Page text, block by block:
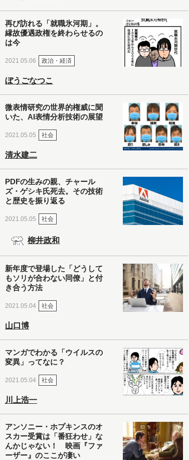
再び訪れる「就職氷河期」。
縁故優遇政権を終わらせるの
は今
2021.05.06 政治・経済
ぼうごなつこ
微表情研究の世界的権威に聞
いた、AI表情分析技術の展望
2021.05.05 社会
清水建二
PDFの生みの親、チャール
ズ・ゲシキ氏死去。その技術
と歴史を振り返る
2021.05.05 社会
柳井政和
新年度で登場した「どうして
もソリが合わない同僚」と付
き合う方法
2021.05.04 社会
山口博
マンガでわかる「ウイルスの
変異」ってなに？
2021.05.04 社会
川上浩一
アンソニー・ホプキンスのオ
スカー受賞は「番狂わせ」な
んかじゃない！ 映画『ファ
ーザー』のここが凄い